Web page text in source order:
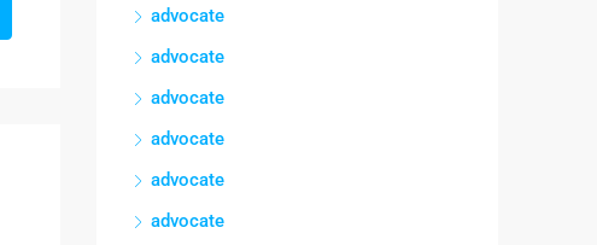
advocate
advocate
advocate
advocate
advocate
advocate